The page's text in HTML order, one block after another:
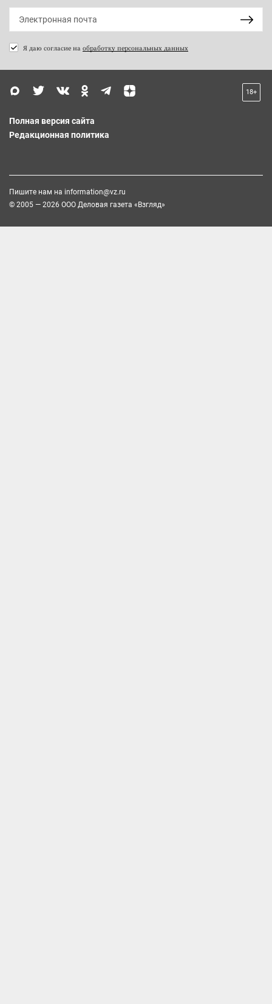
Я даю согласие на обработку персональных данных
18+
Полная версия сайта
Редакционная политика
Пишите нам на information@vz.ru
© 2005 — 2026 ООО Деловая газета «Взгляд»